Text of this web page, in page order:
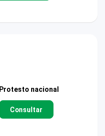
Protesto nacional
Consultar